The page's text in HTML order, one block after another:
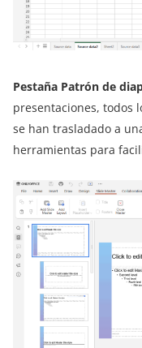
Pestaña Patrón de
presentaciones, todos
se han trasladado a
herramientas para